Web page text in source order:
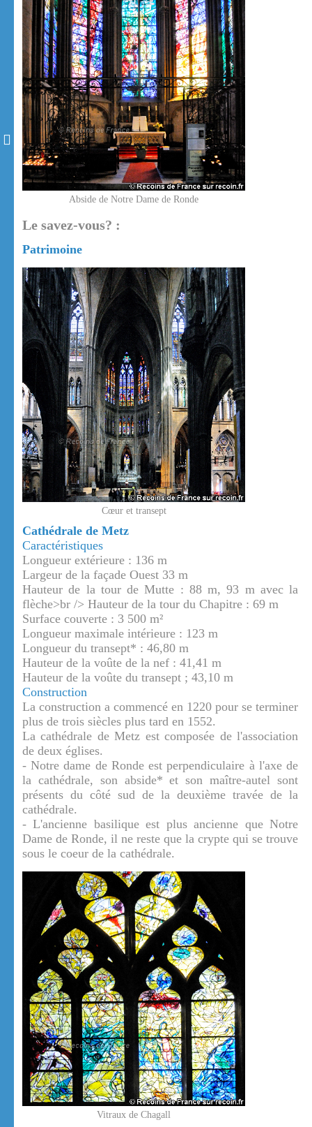
Abside de Notre Dame de Ronde
Le savez-vous? :
Patrimoine
Cœur et transept
Cathédrale de Metz
Caractéristiques
Longueur extérieure : 136 m
Largeur de la façade Ouest 33 m
Hauteur de la tour de Mutte : 88 m, 93 m avec la
flèche>br /> Hauteur de la tour du Chapitre : 69 m
Surface couverte : 3 500 m²
Longueur maximale intérieure : 123 m
Longueur du transept* : 46,80 m
Hauteur de la voûte de la nef : 41,41 m
Hauteur de la voûte du transept ; 43,10 m
Construction
La construction a commencé en 1220 pour se terminer
plus de trois siècles plus tard en 1552.
La cathédrale de Metz est composée de l'association
de deux églises.
- Notre dame de Ronde est perpendiculaire à l'axe de
la cathédrale, son abside* et son maître-autel sont
présents du côté sud de la deuxième travée de la
cathédrale.
- L'ancienne basilique est plus ancienne que Notre
Dame de Ronde, il ne reste que la crypte qui se trouve
sous le coeur de la cathédrale.
Vitraux de Chagall